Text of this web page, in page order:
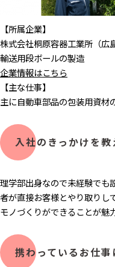
【所属企業】
株式会社桐原容器工業所（広
輸送用段ボールの製造​
企業情報はこちら
【主な仕事】
主に自動車部品の包装用資材
入社のきっかけを教
理学部出身なので未経験でも
者が直接お客様とやり取りし
モノづくりができることが魅
携わっているお仕事